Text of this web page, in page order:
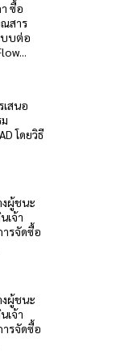
ซื้อ
สาร
บบต่อ
สนอ
โดยวิธี
งผู้ชนะ
เจ้า
รจัดซื้อ
งผู้ชนะ
เจ้า
รจัดซื้อ